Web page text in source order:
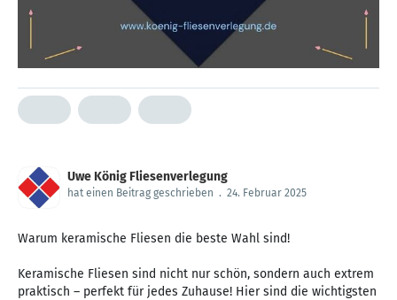
Uwe König Fliesenverlegung
hat einen Beitrag geschrieben . 24. Februar 2025
Warum keramische Fliesen die beste Wahl sind!
Keramische Fliesen sind nicht nur schön, sondern auch extrem
praktisch – perfekt für jedes Zuhause! Hier sind die wichtigsten